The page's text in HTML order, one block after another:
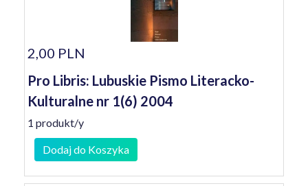
2,00 PLN
Pro Libris: Lubuskie Pismo Literacko-
Kulturalne nr 1(6) 2004
1 produkt/y
Dodaj do Koszyka